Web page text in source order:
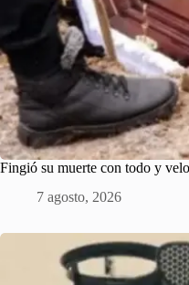
Fingió su muerte con todo y
7 agosto, 2026